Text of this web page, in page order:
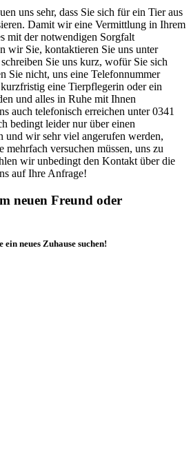
uns sehr, dass Sie sich für ein Tier aus
Damit wir eine Vermittlung in Ihrem
mit der notwendigen Sorgfalt
wir Sie, kontaktieren Sie uns unter
Sie uns kurz, wofür Sie sich
Sie nicht, uns eine Telefonnummer
eine Tierpflegerin oder ein
und alles in Ruhe mit Ihnen
auch telefonisch erreichen unter 0341
bedingt leider nur über einen
und wir sehr viel angerufen werden,
mehrfach versuchen müssen, uns zu
wir unbedingt den Kontakt über die
auf Ihre Anfrage!
neuen Freund oder
neues Zuhause suchen!